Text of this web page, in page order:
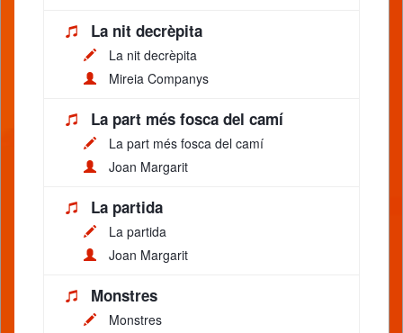
La nit decrèpita
La nit decrèpita
Mireia Companys
La part més fosca del camí
La part més fosca del camí
Joan Margarit
La partida
La partida
Joan Margarit
Monstres
Monstres